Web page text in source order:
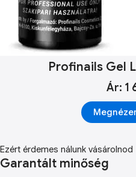
Profinails Gel
Ár: 1
Ezért érdemes nálunk vásárolnod
Garantált minőség